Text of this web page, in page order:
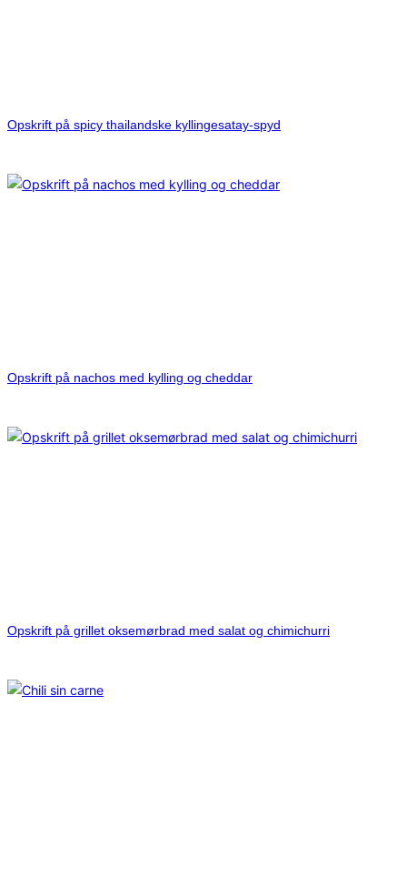
Opskrift på spicy thailandske kyllingesatay-spyd
Opskrift på nachos med kylling og cheddar
Opskrift på grillet oksemørbrad med salat og chimichurri